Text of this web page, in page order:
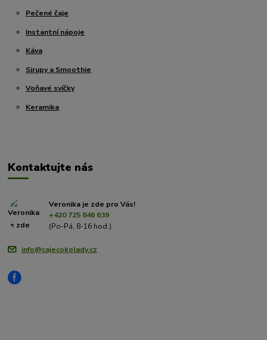
Pečené čaje
Instantní nápoje
Káva
Sirupy a Smoothie
Voňavé svíčky
Keramika
Kontaktujte nás
Veronika je zde pro Vás!
+420 725 846 639
(Po-Pá, 8-16 hod.)
info@cajecokolady.cz